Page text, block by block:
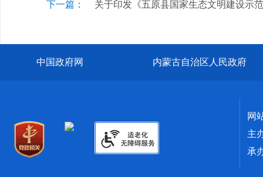
下一篇： 关于印发《五原县国家生态文明建设示
中国政府网 内蒙古自治区人民政府
网
主
承